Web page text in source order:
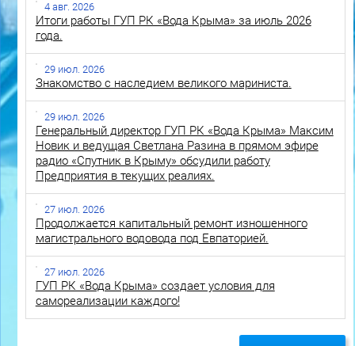
4 авг. 2026
Итоги работы ГУП РК «Вода Крыма» за июль 2026
года.
29 июл. 2026
Знакомство с наследием великого мариниста.
29 июл. 2026
Генеральный директор ГУП РК «Вода Крыма» Максим
Новик и ведущая Светлана Разина в прямом эфире
радио «Спутник в Крыму» обсудили работу
Предприятия в текущих реалиях.
27 июл. 2026
Продолжается капитальный ремонт изношенного
магистрального водовода под Евпаторией.
27 июл. 2026
ГУП РК «Вода Крыма» создает условия для
самореализации каждого!